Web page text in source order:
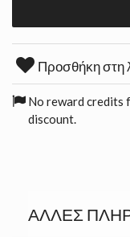
Προσθήκη στη
No reward credits
discount.
ΆΛΛΕΣ